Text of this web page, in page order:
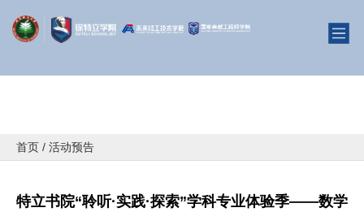
首页 / 活动预告
特立书院“聆听·实践·探索”学科专业体验季——数学